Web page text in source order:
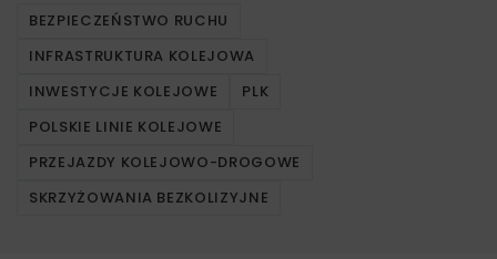
BEZPIECZEŃSTWO RUCHU
INFRASTRUKTURA KOLEJOWA
INWESTYCJE KOLEJOWE
PLK
POLSKIE LINIE KOLEJOWE
PRZEJAZDY KOLEJOWO-DROGOWE
SKRZYŻOWANIA BEZKOLIZYJNE